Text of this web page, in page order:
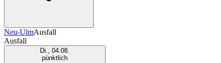
Neu-UlmAusfall
Ausfall
Di., 04.08.
pünktlich